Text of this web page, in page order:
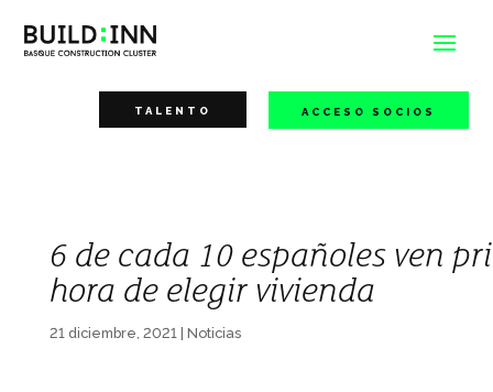
TALENTO ACCESO SOCIOS
6 de cada 10 españoles ven
hora de elegir vivienda
21 diciembre, 2021| Noticias